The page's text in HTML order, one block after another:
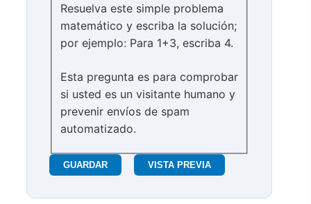
Resuelva este simple problema
matemático y escriba la solución;
por ejemplo: Para 1+3, escriba 4.
Esta pregunta es para comprobar
si usted es un visitante humano y
prevenir envíos de spam
automatizado.